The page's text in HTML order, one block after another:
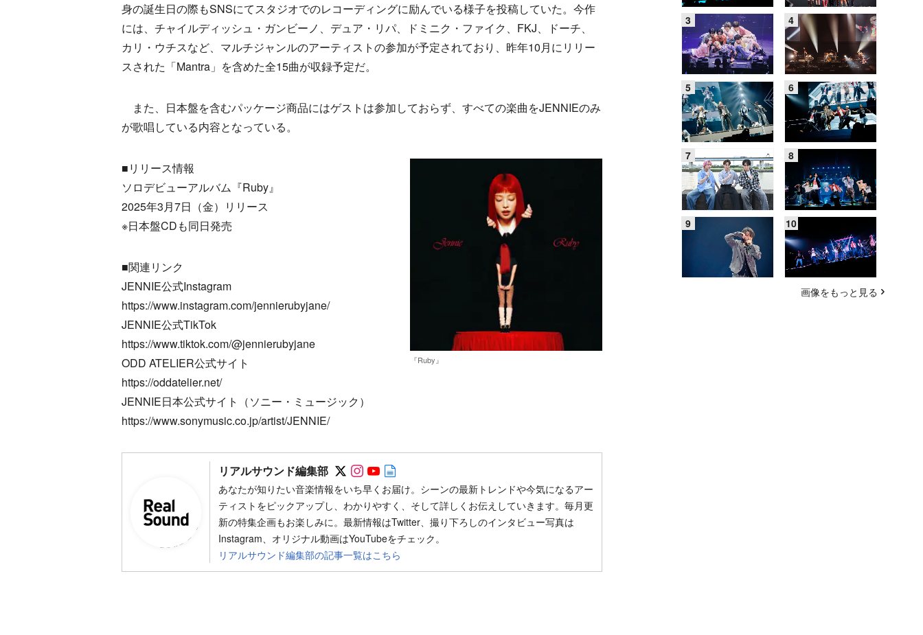
身の誕生日の際もSNSにてスタジオでのレコーディングに励んでいる様子を投稿していた。今作
には、チャイルディッシュ・ガンビーノ、デュア・リパ、ドミニク・ファイク、FKJ、ドーチ、
カリ・ウチスなど、マルチジャンルのアーティストの参加が予定されており、昨年10月にリリー
スされた「Mantra」を含めた全15曲が収録予定だ。
また、日本盤を含むパッケージ商品にはゲストは参加しておらず、すべての楽曲をJENNIEのみ
が歌唱している内容となっている。
『Ruby』
■リリース情報
ソロデビューアルバム『Ruby』
2025年3月7日（金）リリース
※日本盤CDも同日発売
■関連リンク
JENNIE公式Instagram
https://www.instagram.com/jennierubyjane/
JENNIE公式TikTok
https://www.tiktok.com/@jennierubyjane
ODD ATELIER公式サイト
https://oddatelier.net/
JENNIE日本公式サイト（ソニー・ミュージック）
https://www.sonymusic.co.jp/artist/JENNIE/
リアルサウンド編集部 Follow on SNS
Follow on SNS
Follow on SNS
あなたが知りたい音楽情報をいち早くお届け。シーンの最新トレンドや今気になるアー
ティストをピックアップし、わかりやすく、そして詳しくお伝えしていきます。毎月更
新の特集企画もお楽しみに。最新情報はTwitter、撮り下ろしのインタビュー写真は
Instagram、オリジナル動画はYouTubeをチェック。
リアルサウンド編集部の記事一覧はこちら
画像をもっと見る